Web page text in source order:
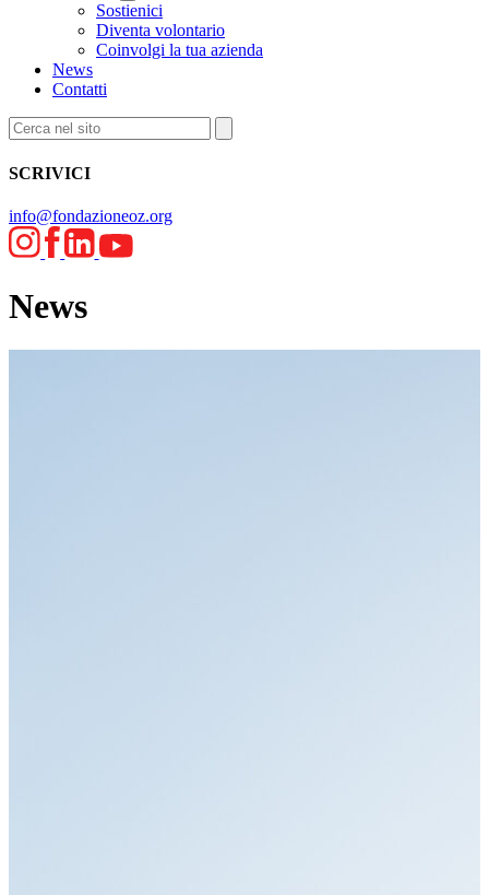
Sostienici
Diventa volontario
Coinvolgi la tua azienda
News
Contatti
SCRIVICI
info@fondazioneoz.org
News